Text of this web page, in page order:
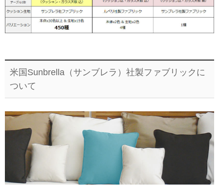
米国Sunbrella（サンブレラ）社製ファブリックに
ついて